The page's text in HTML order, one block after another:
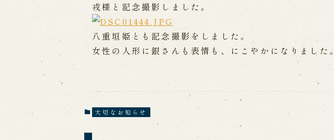
出張公演 学校公演 海外旅行客向け特別公演「くにうみ」
歴史
淡路島と国生み神話
淡路人形の広がり
南あわじ市の伝統芸能
戎様と記念撮影しました。
八重垣姫とも記念撮影をしました。
女性の人形に銀さんも表情も、にこやかになりました。
大切なお知らせ